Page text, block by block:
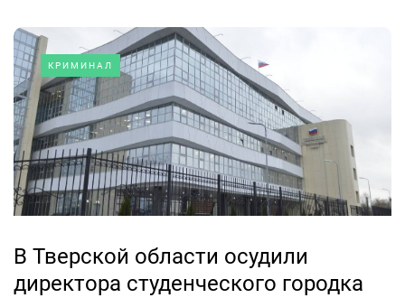
КРИМИНАЛ
В Тверской области осудили
директора студенческого городка